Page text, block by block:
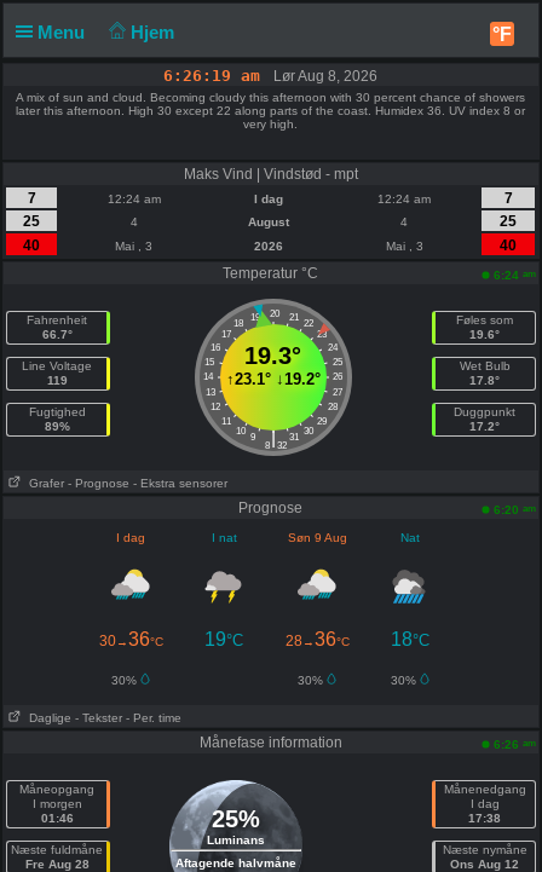
Menu Hjem °F
6:26:19 am Lør Aug 8, 2026
A mix of sun and cloud. Becoming cloudy this afternoon with 30 percent chance of showers
later this afternoon. High 30 except 22 along parts of the coast. Humidex 36. UV index 8 or
very high.
Maks Vind | Vindstød - mpt
7
12:24 am I dag 12:24 am
7
25
4 August 4
25
40
Mai , 3 2026 Mai , 3
40
Temperatur °C
6:24 am
Fahrenheit
66.7°
Line Voltage
119
Fugtighed
89%
20
19 21
18
22
17
23
16
24
15
25
14
26
13
27
12
28
11
29
10
30
9 31
|
8 32
19.3°
↑23.1°↓19.2°
Føles som
19.6°
Wet Bulb
17.8°
Duggpunkt
17.2°
Grafer - Prognose - Ekstra sensorer
Prognose 6:20 am
I dag I nat Søn 9 Aug Nat
30→36°C 19°C 28→36°C 18°C
30% 30% 30%
Daglige - Tekster - Per. time
Månefase information 6:26 am
Måneopgang
I morgen
01:46
Næste fuldmåne
Fre Aug 28
25%
Luminans
Aftagende halvmåne
Månenedgang
I dag
17:38
Næste nymåne
Ons Aug 12